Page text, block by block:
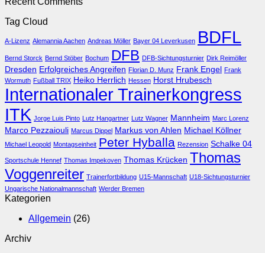
Trainerkongresses
2017
vollen
Touren
Tag Cloud
A-Lizenz Alemannia Aachen Andreas Möller Bayer 04 Leverkusen BDFL
Bernd Storck Bernd Stöber Bochum DFB DFB-Sichtungsturnier Dirk Reimöller
Dresden Erfolgreiches Angreifen Florian D. Munz Frank Engel Frank
Wormuth Fußball TRIX Heiko Herrlich Hessen Horst Hrubesch
Internationaler Trainerkongress
ITK Jorge Luis Pinto Lutz Hangartner Lutz Wagner Mannheim Marc Lorenz
Marco Pezzaiouli Marcus Dippel Markus von Ahlen Michael Köllner
Michael Leopold Montagseinheit Peter Hyballa Rezension Schalke 04
Sportschule Hennef Thomas Impekoven Thomas Krücken Thomas
Voggenreiter Trainerfortbildung U15-Mannschaft U18-Sichtungsturnier
Ungarische Nationalmannschaft Werder Bremen
Kategorien
Allgemein (26)
Archiv